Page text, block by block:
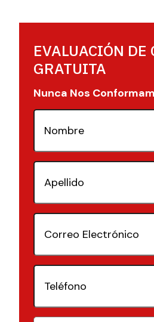
EVALUACIÓN DE
GRATUITA
Nunca Nos
Nombre(Requerido)
Apellido(Requerido)
Correo
Electrónico(Requerido)
Teléfono(Requerido)